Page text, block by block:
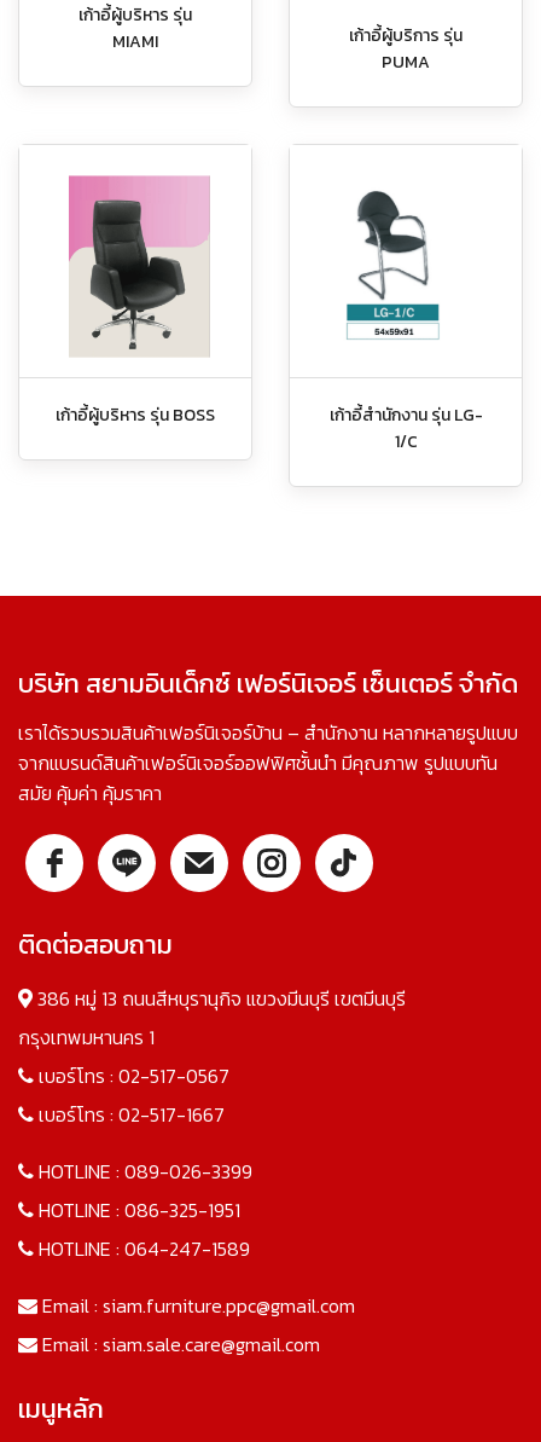
เก้าอี้ผู้บริหาร รุ่น
MIAMI
เก้าอี้ผู้บริการ รุ่น
PUMA
เก้าอี้ผู้บริหาร รุ่น BOSS
เก้าอี้สำนักงาน รุ่น LG-
1/C
บริษัท สยามอินเด็กซ์ เฟอร์นิเจอร์ เซ็นเตอร์ จำกัด
เราได้รวบรวมสินค้าเฟอร์นิเจอร์บ้าน – สำนักงาน หลากหลายรูปแบบ
จากแบรนด์สินค้าเฟอร์นิเจอร์ออฟฟิศชั้นนำ มีคุณภาพ รูปแบบทัน
สมัย คุ้มค่า คุ้มราคา
ติดต่อสอบถาม
386 หมู่ 13 ถนนสีหบุรานุกิจ แขวงมีนบุรี เขตมีนบุรี
กรุงเทพมหานคร 1
เบอร์โทร : 02-517-0567
เบอร์โทร : 02-517-1667
HOTLINE : 089-026-3399
HOTLINE : 086-325-1951
HOTLINE : 064-247-1589
Email : siam.furniture.ppc@gmail.com
Email : siam.sale.care@gmail.com
เมนูหลัก